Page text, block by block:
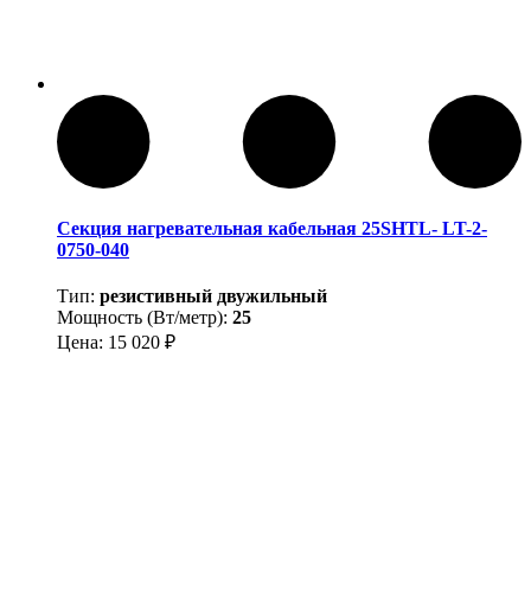
Секция нагревательная кабельная 25SHTL- LT-2-
0750-040
Тип: резистивный двужильный
Мощность (Вт/метр): 25
Цена: 15 020 ₽